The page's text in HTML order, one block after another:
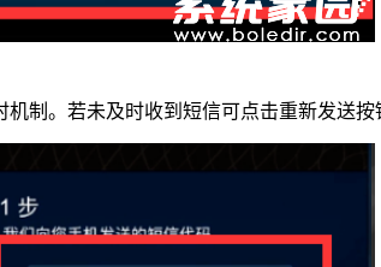
制。若未及时收到短信可点击重新发送按